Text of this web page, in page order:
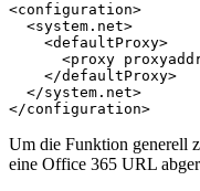
<configuration>
  <system.net>
    <defaultProxy>
<proxy
    </defaultProxy>
  </system.net>
</configuration>
Um die Funktion generell
eine Office 365 URL